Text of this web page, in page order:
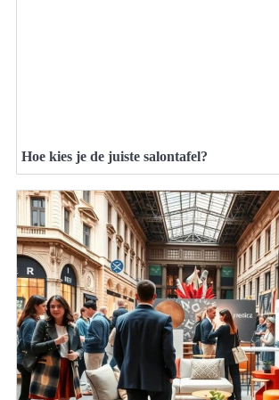
Hoe kies je de juiste salontafel?